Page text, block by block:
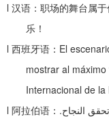
l 汉语：职场的舞台属
乐！
l 西班牙语： El
mostrar al
Internacional de la
l 阿拉伯语： النجاح.